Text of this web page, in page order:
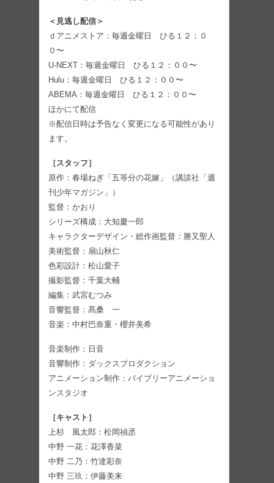
＜見逃し配信＞
ｄアニメストア：毎週金曜日 ひる１２：０
０〜
U-NEXT：毎週金曜日 ひる１２：００〜
Hulu：毎週金曜日 ひる１２：００〜
ABEMA：毎週金曜日 ひる１２：００〜
ほかにて配信
※配信日時は予告なく変更になる可能性があり
ます。
［スタッフ］
原作：春場ねぎ「五等分の花嫁」（講談社「週
刊少年マガジン」）
監督：かおり
シリーズ構成：大知慶一郎
キャラクターデザイン・総作画監督：勝又聖人
美術監督：扇山秋仁
色彩設計：松山愛子
撮影監督：千葉大輔
編集：武宮むつみ
音響監督：髙桑 一
音楽：中村巴奈重・櫻井美希
音楽制作：日音
音響制作：ダックスプロダクション
アニメーション制作：バイブリーアニメーショ
ンスタジオ
［キャスト］
上杉 風太郎：松岡禎丞
中野 一花：花澤香菜
中野 二乃：竹達彩奈
中野 三玖：伊藤美来